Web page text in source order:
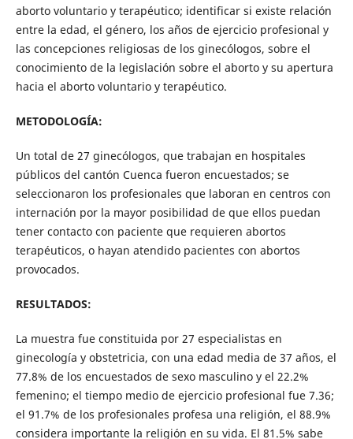
aborto voluntario y terapéutico; identificar si existe relación
entre la edad, el género, los años de ejercicio profesional y
las concepciones religiosas de los ginecólogos, sobre el
conocimiento de la legislación sobre el aborto y su apertura
hacia el aborto voluntario y terapéutico.
METODOLOGÍA:
Un total de 27 ginecólogos, que trabajan en hospitales
públicos del cantón Cuenca fueron encuestados; se
seleccionaron los profesionales que laboran en centros con
internación por la mayor posibilidad de que ellos puedan
tener contacto con paciente que requieren abortos
terapéuticos, o hayan atendido pacientes con abortos
provocados.
RESULTADOS:
La muestra fue constituida por 27 especialistas en
ginecología y obstetricia, con una edad media de 37 años, el
77.8% de los encuestados de sexo masculino y el 22.2%
femenino; el tiempo medio de ejercicio profesional fue 7.36;
el 91.7% de los profesionales profesa una religión, el 88.9%
considera importante la religión en su vida. El 81.5% sabe